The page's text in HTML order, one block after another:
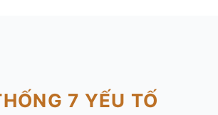
7 YẾU TỐ